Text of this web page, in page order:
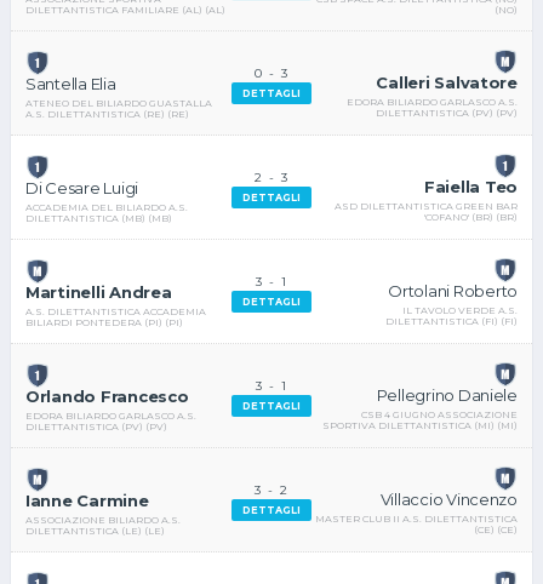
DILETTANTISTICA FAMILIARE (AL) (AL)
(NO)
Santella Elia
ATENEO DEL BILIARDO GUASTALLA
A.S. DILETTANTISTICA (RE) (RE)
0 -3
DETTAGLI
Calleri Salvatore
EDORA BILIARDO GARLASCO A.S.
DILETTANTISTICA (PV) (PV)
Di Cesare Luigi
ACCADEMIA DEL BILIARDO A.S.
DILETTANTISTICA (MB) (MB)
2 -3
DETTAGLI
Faiella Teo
ASD DILETTANTISTICA GREEN BAR
'COFANO' (BR) (BR)
Martinelli Andrea
A.S. DILETTANTISTICA ACCADEMIA
BILIARDI PONTEDERA (PI) (PI)
3 -1
DETTAGLI
Ortolani Roberto
IL TAVOLO VERDE A.S.
DILETTANTISTICA (FI) (FI)
Orlando Francesco
EDORA BILIARDO GARLASCO A.S.
DILETTANTISTICA (PV) (PV)
3 -1
DETTAGLI
Pellegrino Daniele
CSB 4 GIUGNO ASSOCIAZIONE
SPORTIVA DILETTANTISTICA (MI) (MI)
Ianne Carmine
ASSOCIAZIONE BILIARDO A.S.
DILETTANTISTICA (LE) (LE)
3 -2
DETTAGLI
Villaccio Vincenzo
MASTER CLUB II A.S. DILETTANTISTICA
(CE) (CE)